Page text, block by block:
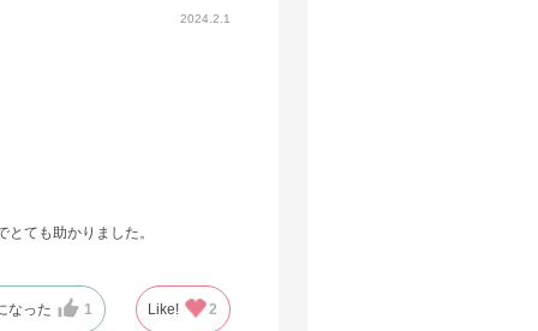
2024.2.1
ても助かりました。
なった 1 Like! 2